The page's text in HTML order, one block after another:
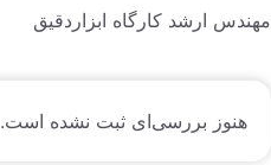
مهندس ارشد کارگاه ابزاردقیق
هنوز بررسی‌ای ثبت نشده است.